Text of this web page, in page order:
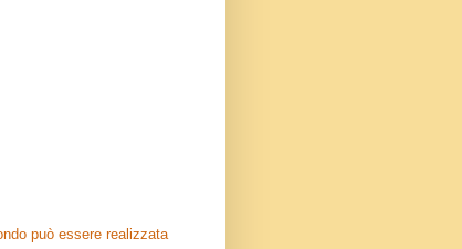
può essere realizzata